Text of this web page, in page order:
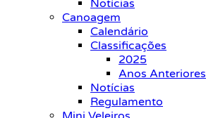
Notícias
Canoagem
Calendário
Classificações
2025
Anos Anteriores
Notícias
Regulamento